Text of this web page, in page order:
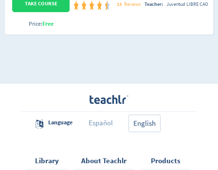
pueblos originarios y con discapacidad) y hacer
reflexiones de estos en la participación ciudadana y
del cambio cultural y democrático.
13 Reviews Teacher: Juventud LIBRE CAO
TAKE COURSE
Price:Free
Language Español English
Library About Teachlr Products